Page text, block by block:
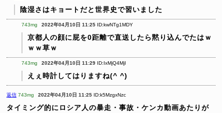
陰湿さはキョートだと世界史で習いました
743mg 2022年04月10日 11:25 ID:kwNTg1MDY
京都人の顔に屁を0距離で直送したら黙り込んでたはｗ
ｗｗ草ｗ
743mg 2022年04月10日 11:29 ID:IxMjQ4MjI
えぇ時計してはりますね(^ ^)
返信 743mg 2022年04月10日 11:25 ID:k5MzgxNzc
タイミング的にロシア人の暴走・事故・ケンカ動画あたりが